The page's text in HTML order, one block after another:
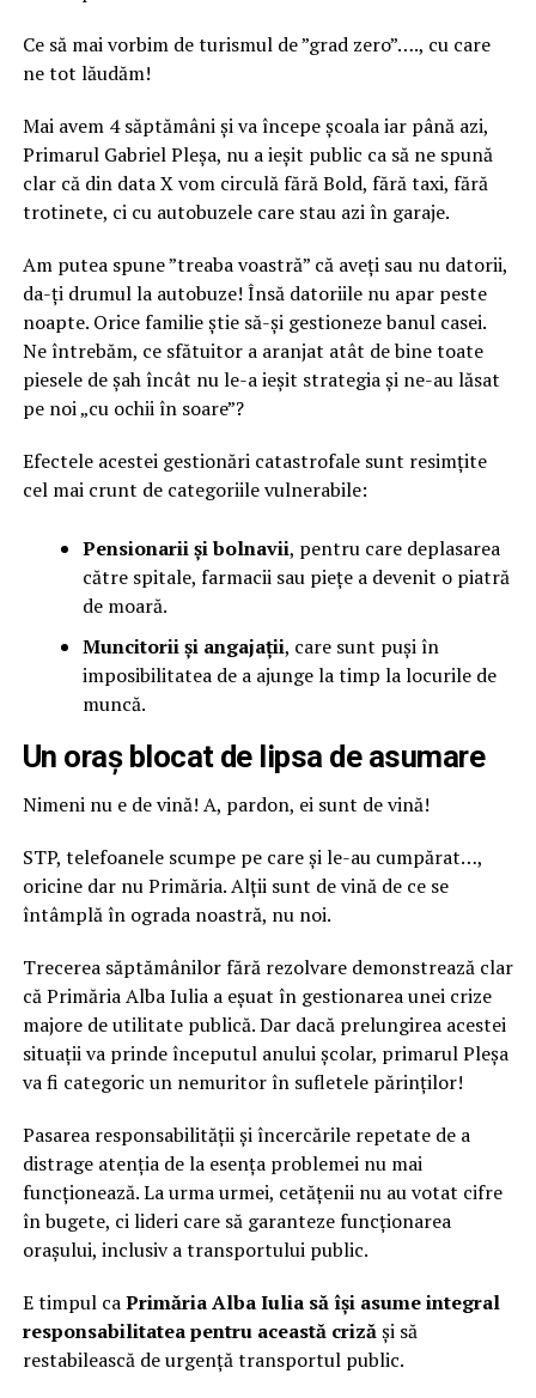
Ce să mai vorbim de turismul de ”grad zero”…., cu care
ne tot lăudăm!
Mai avem 4 săptămâni și va începe școala iar până azi,
Primarul Gabriel Pleșa, nu a ieșit public ca să ne spună
clar că din data X vom circulă fără Bold, fără taxi, fără
trotinete, ci cu autobuzele care stau azi în garaje.
Am putea spune ”treaba voastră” că aveți sau nu datorii,
da-ți drumul la autobuze! Însă datoriile nu apar peste
noapte. Orice familie știe să-și gestioneze banul casei.
Ne întrebăm, ce sfătuitor a aranjat atât de bine toate
piesele de șah încât nu le-a ieșit strategia și ne-au lăsat
pe noi „cu ochii în soare”?
Efectele acestei gestionări catastrofale sunt resimțite
cel mai crunt de categoriile vulnerabile:
Pensionarii și bolnavii, pentru care deplasarea
către spitale, farmacii sau piețe a devenit o piatră
de moară.
Muncitorii și angajații, care sunt puși în
imposibilitatea de a ajunge la timp la locurile de
muncă.
Un oraș blocat de lipsa de asumare
Nimeni nu e de vină! A, pardon, ei sunt de vină!
STP, telefoanele scumpe pe care și le-au cumpărat…,
oricine dar nu Primăria. Alții sunt de vină de ce se
întâmplă în ograda noastră, nu noi.
Trecerea săptămânilor fără rezolvare demonstrează clar
că Primăria Alba Iulia a eșuat în gestionarea unei crize
majore de utilitate publică. Dar dacă prelungirea acestei
situații va prinde începutul anului școlar, primarul Pleșa
va fi categoric un nemuritor în sufletele părinților!
Pasarea responsabilității și încercările repetate de a
distrage atenția de la esența problemei nu mai
funcționează. La urma urmei, cetățenii nu au votat cifre
în bugete, ci lideri care să garanteze funcționarea
orașului, inclusiv a transportului public.
E timpul caPrimăria Alba Iulia să își asume integral
responsabilitatea pentru această crizăși să
restabilească de urgență transportul public.